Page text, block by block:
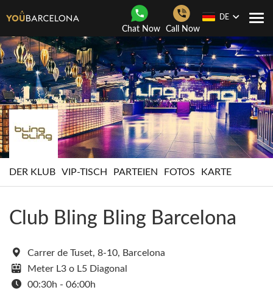
Chat Now Call Now
DE
DER KLUB VIP-TISCH PARTEIEN FOTOS KARTE
Club Bling Bling Barcelona
Carrer de Tuset, 8-10, Barcelona
Meter L3 o L5 Diagonal
00:30h - 06:00h